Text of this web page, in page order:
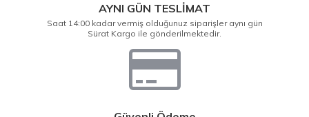
AYNI GÜN TESLİMAT
Saat 14:00 kadar vermiş olduğunuz siparişler aynı gün
Sürat Kargo ile gönderilmektedir.